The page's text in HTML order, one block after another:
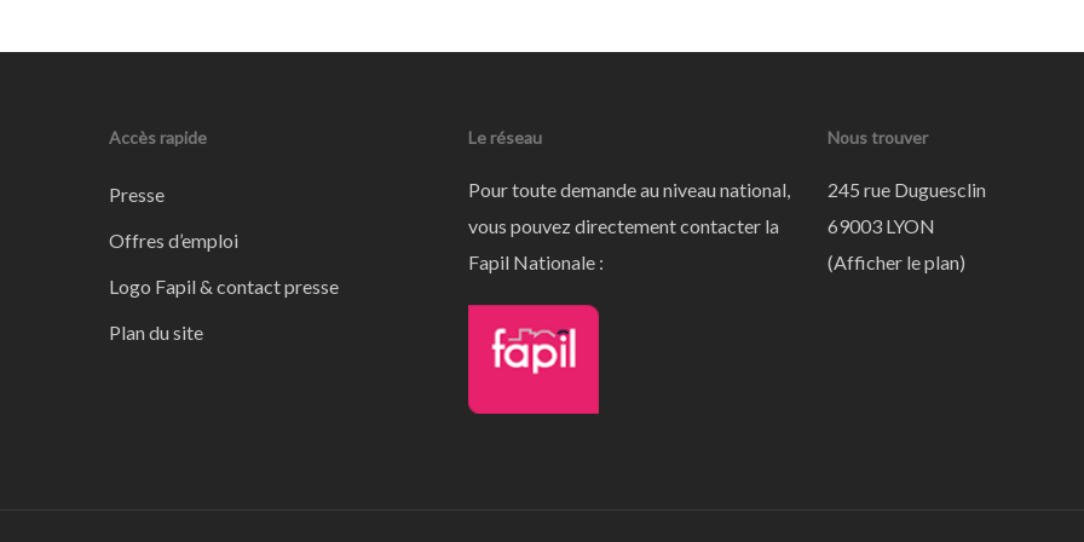
Accès rapide
Presse
Offres d’emploi
Logo Fapil & contact presse
Plan du site
Le réseau
Pour toute demande au niveau national,
vous pouvez directement contacter la
Fapil Nationale :
Nous trouver
245 rue Duguesclin
69003 LYON
(Afficher le plan)